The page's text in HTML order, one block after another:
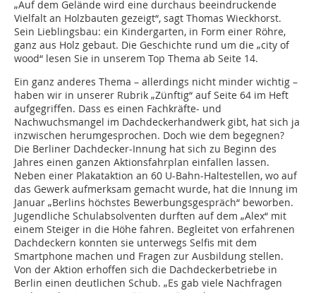
„Auf dem Gelände wird eine durchaus beeindruckende
Vielfalt an Holzbauten gezeigt“, sagt Thomas Wieckhorst.
Sein Lieblingsbau: ein Kindergarten, in Form einer Röhre,
ganz aus Holz gebaut. Die Geschichte rund um die „city of
wood“ lesen Sie in unserem Top Thema ab Seite 14.
Ein ganz anderes Thema – allerdings nicht minder wichtig –
haben wir in unserer Rubrik „Zünftig“ auf Seite 64 im Heft
aufgegriffen. Dass es einen Fachkräfte- und
Nachwuchsmangel im Dachdeckerhandwerk gibt, hat sich ja
inzwischen herumgesprochen. Doch wie dem begegnen?
Die Berliner Dachdecker-Innung hat sich zu Beginn des
Jahres einen ganzen Aktionsfahrplan einfallen lassen.
Neben einer Plakataktion an 60 U-Bahn-Haltestellen, wo auf
das Gewerk aufmerksam gemacht wurde, hat die Innung im
Januar „Berlins höchstes Bewerbungsgespräch“ beworben.
Jugendliche Schulabsolventen durften auf dem „Alex“ mit
einem Steiger in die Höhe fahren. Begleitet von erfahrenen
Dachdeckern konnten sie unterwegs Selfis mit dem
Smartphone machen und Fragen zur Ausbildung stellen.
Von der Aktion erhoffen sich die Dachdeckerbetriebe in
Berlin einen deutlichen Schub. „Es gab viele Nachfragen